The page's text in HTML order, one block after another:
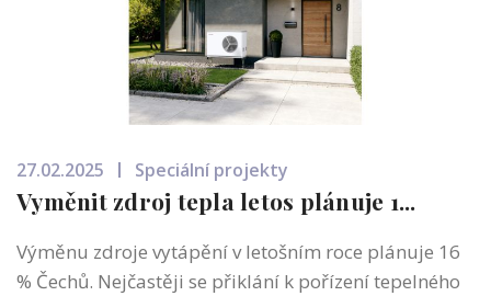
27.02.2025 Speciální projekty
Vyměnit zdroj tepla letos plánuje 1...
Výměnu zdroje vytápění v letošním roce plánuje 16
% Čechů. Nejčastěji se přiklání k pořízení tepelného